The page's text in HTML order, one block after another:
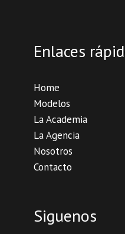
Enlaces
Home
Modelos
La Academia
La Agencia
Nosotros
Contacto
Siguenos